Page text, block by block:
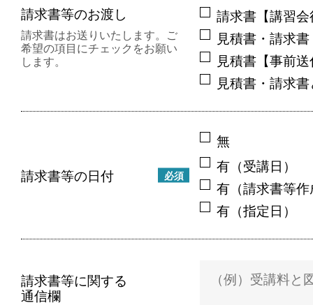
請求書等のお渡し
請求書はお送りいたします。ご
希望の項目にチェックをお願い
します。
請求書【講習
見積書・請求
見積書【事前
見積書・請求
請求書等の日付 必須
無
有（受講日）
有（請求書等
有（指定日）
請求書等に関する
通信欄